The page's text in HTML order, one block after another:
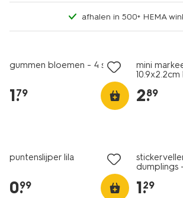
afhalen in 500+ HEMA
gummen bloemen - 4 stuks
1.
79
mini
2.
89
puntenslijper lila
0.
99
dumplings
1.
29